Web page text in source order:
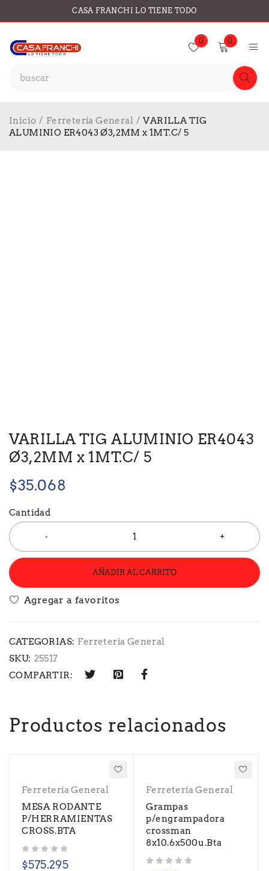
CASA FRANCHI LO TIENE TODO
0 0
Inicio / Ferretería General / VARILLA TIG
ALUMINIO ER4043 Ø3,2MM x 1MT.C/ 5
VARILLA TIG ALUMINIO ER4043
Ø3,2MM x 1MT.C/ 5
$35.068
Cantidad
AÑADIR AL CARRITO
CATEGORIAS: Ferretería General
SKU: 25517
COMPARTIR:
Productos relacionados
Ferretería General
MESA RODANTE
P/HERRAMIENTAS
CROSS.BTA
$575.295
Ferretería General
Grampas
p/engrampadora
crossman
8x10.6x500u.Bta